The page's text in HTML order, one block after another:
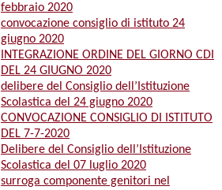
febbraio 2020
convocazione consiglio di istituto 24
giugno 2020
INTEGRAZIONE ORDINE DEL GIORNO CDI
DEL 24 GIUGNO 2020
delibere del Consiglio dell’Istituzione
Scolastica del 24 giugno 2020
CONVOCAZIONE CONSIGLIO DI ISTITUTO
DEL 7-7-2020
Delibere del Consiglio dell’Istituzione
Scolastica del 07 luglio 2020
surroga componente genitori nel